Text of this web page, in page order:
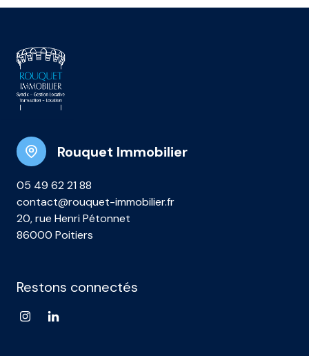
Rouquet Immobilier
05 49 62 21 88
contact@rouquet-immobilier.fr
20, rue Henri Pétonnet
86000 Poitiers
Restons connectés